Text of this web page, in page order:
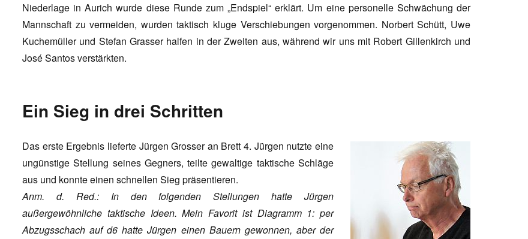
Niederlage in Aurich wurde diese Runde zum „Endspiel“ erklärt. Um eine personelle Schwächung der
Mannschaft zu vermeiden, wurden taktisch kluge Verschiebungen vorgenommen. Norbert Schütt, Uwe
Kuchemüller und Stefan Grasser halfen in der Zweiten aus, während wir uns mit Robert Gillenkirch und
José Santos verstärkten.
Ein Sieg in drei Schritten
Das erste Ergebnis lieferte Jürgen Grosser an Brett 4. Jürgen nutzte eine
ungünstige Stellung seines Gegners, teilte gewaltige taktische Schläge
aus und konnte einen schnellen Sieg präsentieren.
Anm. d. Red.: In den folgenden Stellungen hatte Jürgen
außergewöhnliche taktische Ideen. Mein Favorit ist Diagramm 1: per
Abzugsschach auf d6 hatte Jürgen einen Bauern gewonnen, aber der